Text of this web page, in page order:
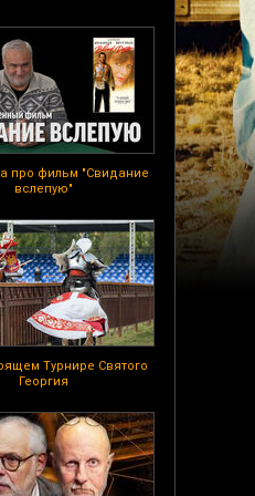
про фильм "Свидание
вслепую"
Турнире Святого
Георгия